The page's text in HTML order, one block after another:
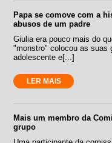
Papa se comove com a
abusos de um padre
Giulia era pouco mais do
"monstro" colocou as suas
adolescente e[...]
LER MAIS
Mais um membro da
grupo